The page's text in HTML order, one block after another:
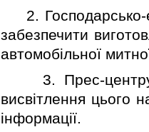
2. Господарсько-
забезпечити
автомобiльної
3. Прес-центру
висвiтлення цього
iнформацiї.